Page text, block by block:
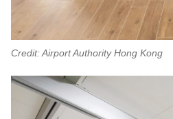
Credit: Airport Authority Hong Kong